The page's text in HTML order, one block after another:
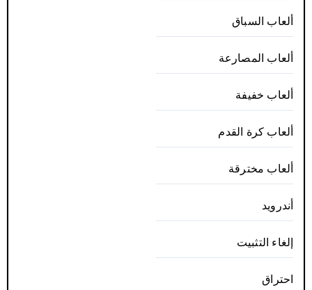
ألعاب السباق
ألعاب المصارعة
ألعاب خفيفة
ألعاب كرة القدم
ألعاب مخترقة
أندرويد
إلغاء التثبيت
احتراق